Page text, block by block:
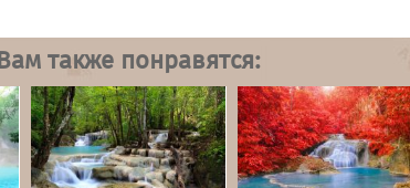
Вам также понравятся: